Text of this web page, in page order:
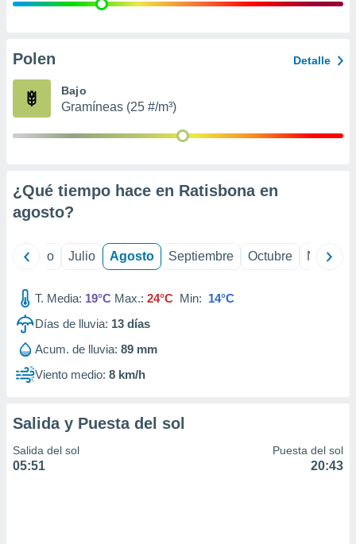
publicidad
de
Polen Detalle
Bajo
Gramíneas (25 #/m³)
¿Qué tiempo hace en Ratisbona en
agosto?
Junio Julio Agosto Septiembre Octubre
T. Media: 19°C Max.: 24°C Min: 14°C
Días de lluvia: 13 días
Acum. de lluvia: 89 mm
Viento medio: 8 km/h
Salida y Puesta del sol
Salida del sol
05:51
Puesta del sol
20:43